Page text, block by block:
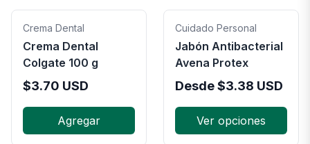
Crema Dental
Crema Dental
Colgate 100 g
$3.70 USD
Agregar
Cuidado Personal
Jabón Antibacterial
Avena Protex
Desde$3.38 USD
Ver opciones